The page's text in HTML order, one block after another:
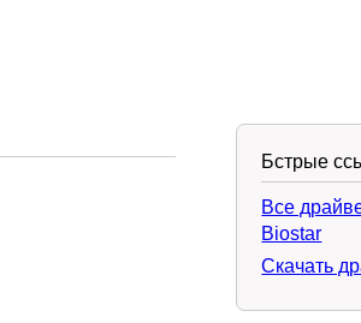
Бстрые
Все
Biostar
Скачать